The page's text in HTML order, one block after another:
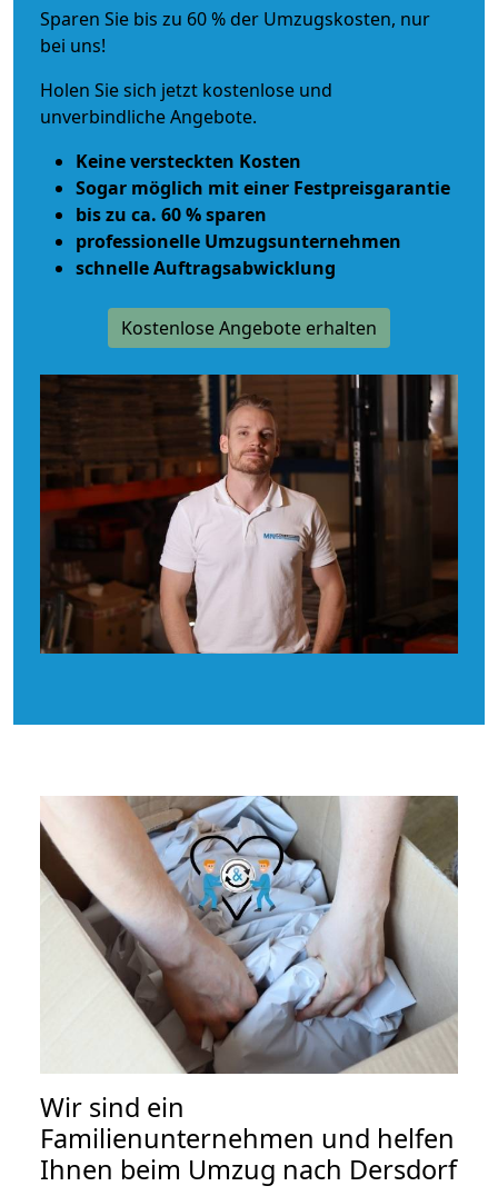
Sparen Sie bis zu 60 % der Umzugskosten, nur
bei uns!
Holen Sie sich jetzt kostenlose und
unverbindliche Angebote.
Keine versteckten Kosten
Sogar möglich mit einer Festpreisgarantie
bis zu ca. 60 % sparen
professionelle Umzugsunternehmen
schnelle Auftragsabwicklung
Kostenlose Angebote erhalten
Wir sind ein
Familienunternehmen und helfen
Ihnen beim Umzug nach Dersdorf